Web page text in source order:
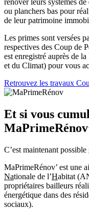
rénover leurs systèmes
ou planchers bas pour
de leur patrimoine
Les primes sont versées
respectives des Coup de
est enregistré auprès de
et du Climat) pour vous
Retrouvez les travaux
Et si vous
C’est maintenant
MaPrimeRénov’ est une
Nationale de l’Habitat
propriétaires bailleurs
énergétique dans des
sociaux).